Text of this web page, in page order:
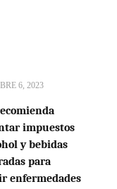
6, 2023
impuestos
y bebidas
para
enfermedades